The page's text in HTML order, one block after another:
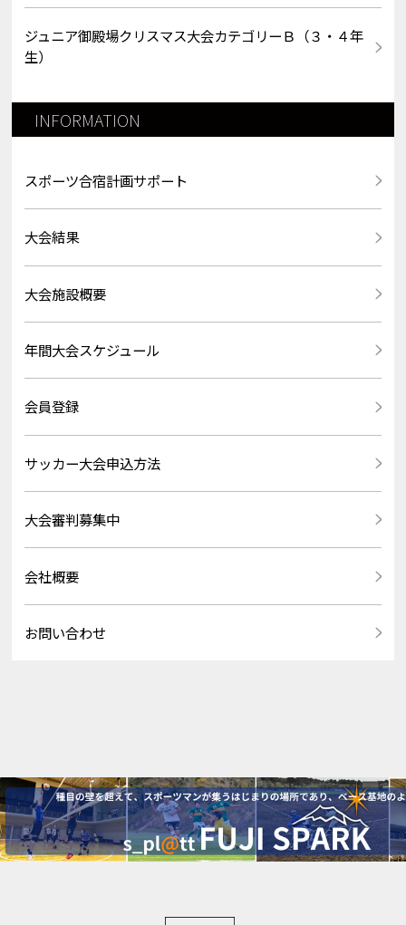
ジュニア御殿場クリスマス大会カテゴリーＢ（３・４年
生）
INFORMATION
スポーツ合宿計画サポート
大会結果
大会施設概要
年間大会スケジュール
会員登録
サッカー大会申込方法
大会審判募集中
会社概要
お問い合わせ